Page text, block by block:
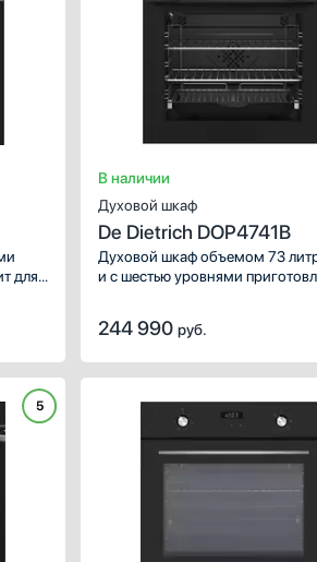
Открывайте новые кулинарные
горизонты с брендом Сигначе
для
В наличии
Духовой шкаф
De Dietrich DOP4741B
Духовой шкаф объемом 73
и с шестью уровнями
количеству режимов, включая
вы сможете воплотить в жизнь
244 990 руб.
5